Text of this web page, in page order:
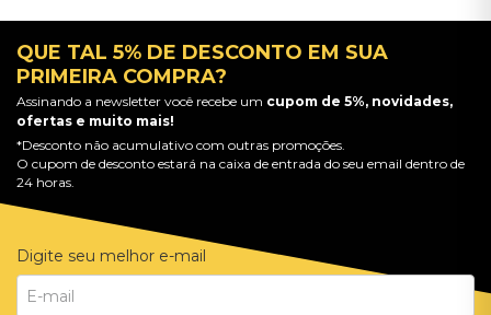
QUE TAL 5% DE DESCONTO EM SUA
PRIMEIRA COMPRA?
Assinando a newsletter você recebe um cupom de 5%, novidades,
ofertas e muito mais!
*Desconto não acumulativo com outras promoções.
O cupom de desconto estará na caixa de entrada do seu email dentro de
24 horas.
Digite seu melhor e-mail